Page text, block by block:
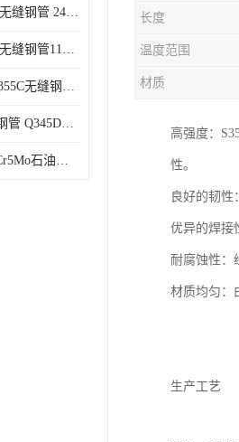
睿诺 供应Q355B无缝钢管 245*12 库存千吨 支持货到付款
睿诺定做 Q355B无缝钢管114*9 定尺可做
睿诺定做销售 Q355C无缝钢管180*180*10 库存充足
供应Q345C无缝钢管 Q345D无缝管 规格齐全可货到付款
睿诺库存供应 1Cr5Mo石油裂化管 优良材质 抗压性强
长度
温度范围
材质
高强度：
性。
良好的韧
优异的焊接
耐腐蚀性：
材质均匀：
生产工艺